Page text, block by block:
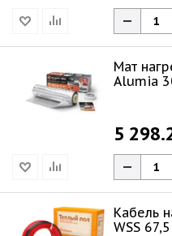
Мат
Alumia
5
Кабель
WSS